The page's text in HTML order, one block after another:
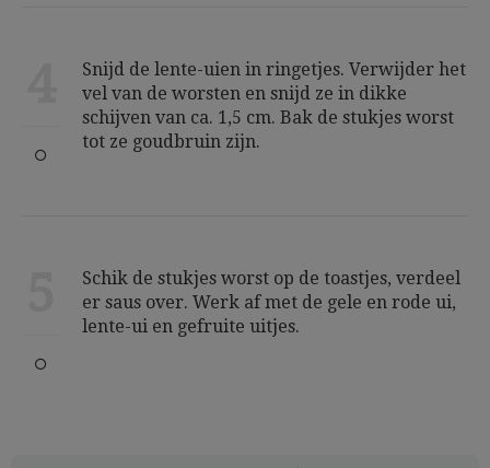
Snijd de lente-uien in ringetjes. Verwijder het
vel van de worsten en snijd ze in dikke
schijven van ca. 1,5 cm. Bak de stukjes worst
tot ze goudbruin zijn.
Schik de stukjes worst op de toastjes, verdeel
er saus over. Werk af met de gele en rode ui,
lente-ui en gefruite uitjes.